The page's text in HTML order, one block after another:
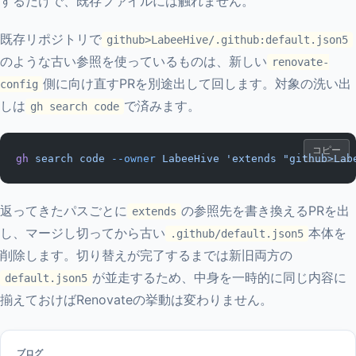
既存リポジトリで github>LabeeHive/.github:default.json5
のような古い参照を使っているものは、新しい renovate-
config 側に向け直すPRを別途出して回します。対象の洗い出
しは gh search code で済みます。
gh search code --owner LabeeHive 'extends
コピー
返ってきたパスごとに extends の参照先を書き換えるPRを出
し、マージし切ってから古い
.github/default.json5 本体を
削除します。切り替えが完了するまでは新旧両方の
default.json5 が並走するため、中身を一時的に同じ内容に
揃えておけばRenovateの挙動は変わりません。
ブログ